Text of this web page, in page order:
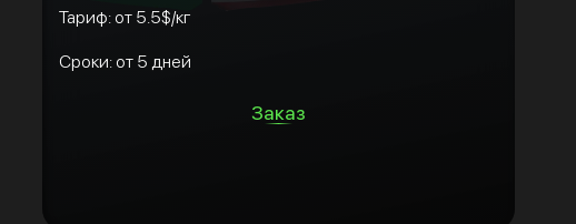
Тариф: от 5.5$/кг
Сроки: от 5 дней
Заказ